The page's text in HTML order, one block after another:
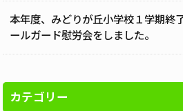
本年度、みどりが丘小学校１学期終
ールガード慰労会をしました。
カテゴリー